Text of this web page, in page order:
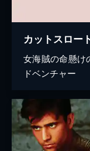
カットスロー
女海賊の命懸け
ドベンチャー